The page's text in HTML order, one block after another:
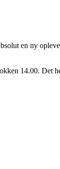
en ny
14.00. Det